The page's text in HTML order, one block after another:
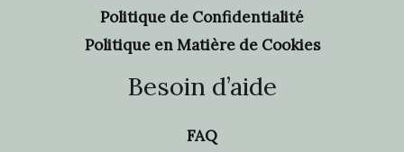
Politique de Confidentialité
Politique en Matière de Cookies
Besoin d’aide
FAQ